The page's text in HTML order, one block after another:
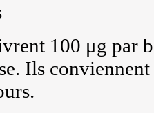
100 μg par
Ils conviennent